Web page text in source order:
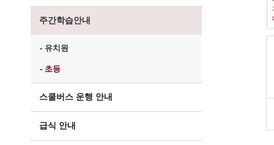
주간학습안내
- 유치원
- 초등
스쿨버스 운행 안내
급식 안내